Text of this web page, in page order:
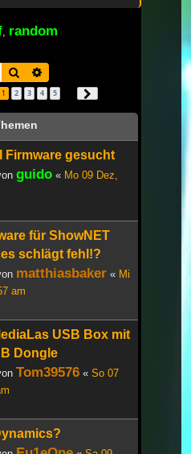
random
Suche
1von
1 2 3 4 5
Firmware gesucht
guido « Mo 09 Dez,
für ShowNET
schlägt fehl!?
matthiasbaker « Mi
am
USB Box mit
Dongle
Tom39576 « So 07